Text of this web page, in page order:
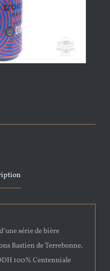
série de bière
Bastien de Terrebonne.
100% Centenniale